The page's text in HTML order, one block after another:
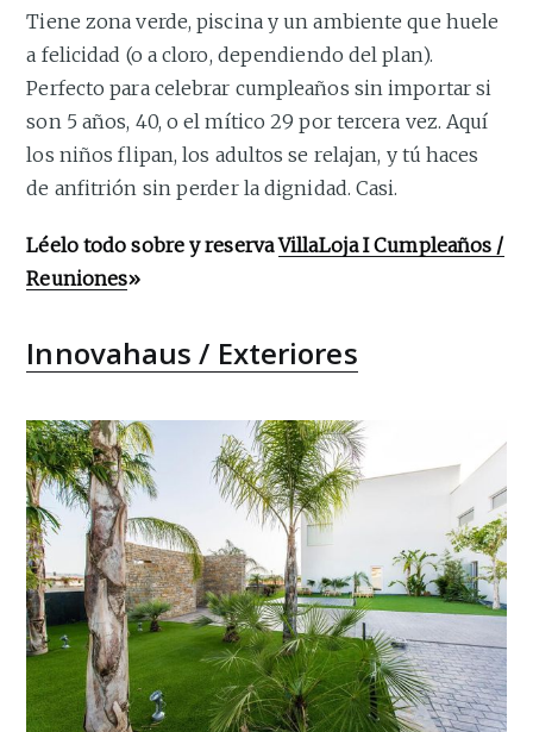
Tiene zona verde, piscina y un ambiente que huele
a felicidad (o a cloro, dependiendo del plan).
Perfecto para celebrar cumpleaños sin importar si
son 5 años, 40, o el mítico 29 por tercera vez. Aquí
los niños flipan, los adultos se relajan, y tú haces
de anfitrión sin perder la dignidad. Casi.
Léelo todo sobre y reservaVillaLoja I Cumpleaños /
Reuniones»
Innovahaus / Exteriores